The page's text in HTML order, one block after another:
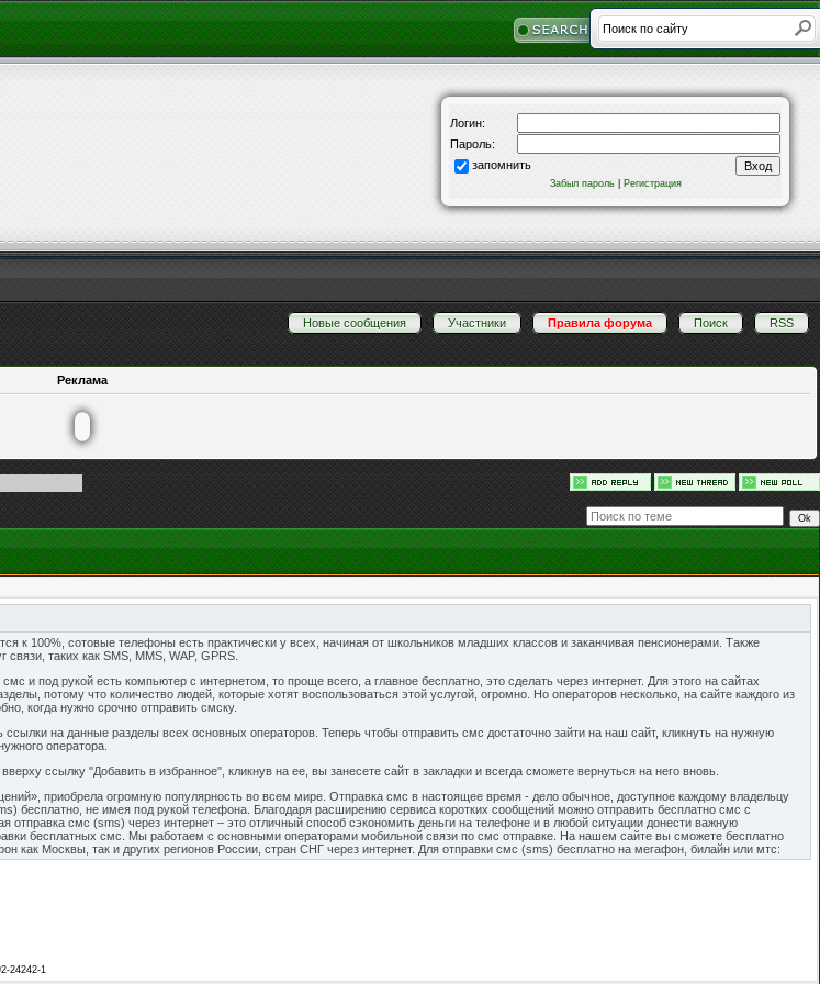
Логин:
Пароль:
запомнить
Забыл пароль| Регистрация
Новые сообщения · Участники · Правила форума · Поиск · RSS
Реклама
к 100%, сотовые телефоны есть практически у всех, начиная от школьников младших классов и заканчивая пенсионерами. Также
таких как SMS, MMS, WAP, GPRS.
и под рукой есть компьютер с интернетом, то проще всего, а главное бесплатно, это сделать через интернет. Для этого на сайтах
потому что количество людей, которые хотят воспользоваться этой услугой, огромно. Но операторов несколько, на сайте каждого из
когда нужно срочно отправить смску.
на данные разделы всех основных операторов. Теперь чтобы отправить смс достаточно зайти на наш сайт, кликнуть на нужную
оператора.
ссылку "Добавить в избранное", кликнув на ее, вы занесете сайт в закладки и всегда сможете вернуться на него вновь.
приобрела огромную популярность во всем мире. Отправка смс в настоящее время - дело обычное, доступное каждому владельцу
бесплатно, не имея под рукой телефона. Благодаря расширению сервиса коротких сообщений можно отправить бесплатно смс с
отправка смс (sms) через интернет – это отличный способ сэкономить деньги на телефоне и в любой ситуации донести важную
бесплатных смс. Мы работаем с основными операторами мобильной связи по смс отправке. На нашем сайте вы сможете бесплатно
как Москвы, так и других регионов России, стран СНГ через интернет. Для отправки смс (sms) бесплатно на мегафон, билайн или мтс:
в него.
отправки смс сообщения.
24242-1